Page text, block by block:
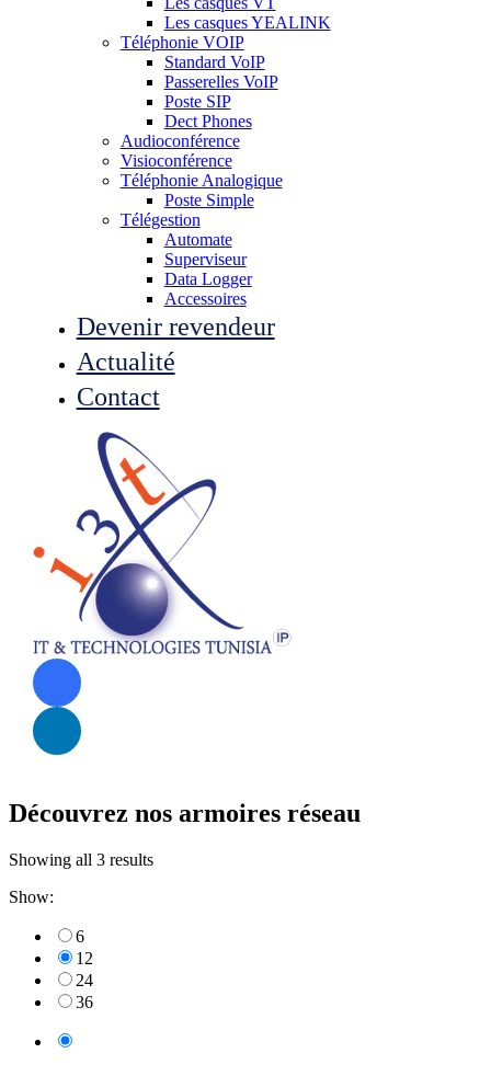
Les casques YEALINK
Téléphonie VOIP
Standard VoIP
Passerelles VoIP
Poste SIP
Dect Phones
Audioconférence
Visioconférence
Téléphonie Analogique
Poste Simple
Télégestion
Automate
Superviseur
Data Logger
Accessoires
Devenir revendeur
Actualité
Contact
Découvrez nos armoires réseau
Showing all 3 results
Show:
6
12
24
36